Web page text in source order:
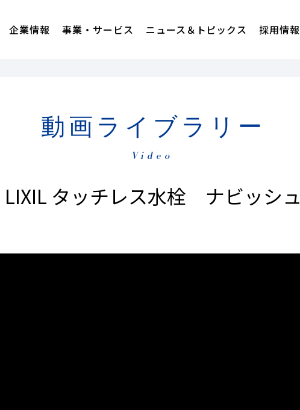
企業情報 事業・サービス ニュース＆トピックス 採用情報
動画ライブラリー
Video
LIXIL タッチレス水栓 ナビッシュ